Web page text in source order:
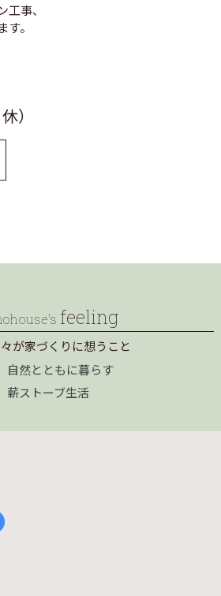
事、
。
）
feeling
が家づくりに想うこと
自然とともに暮らす
薪ストーブ生活